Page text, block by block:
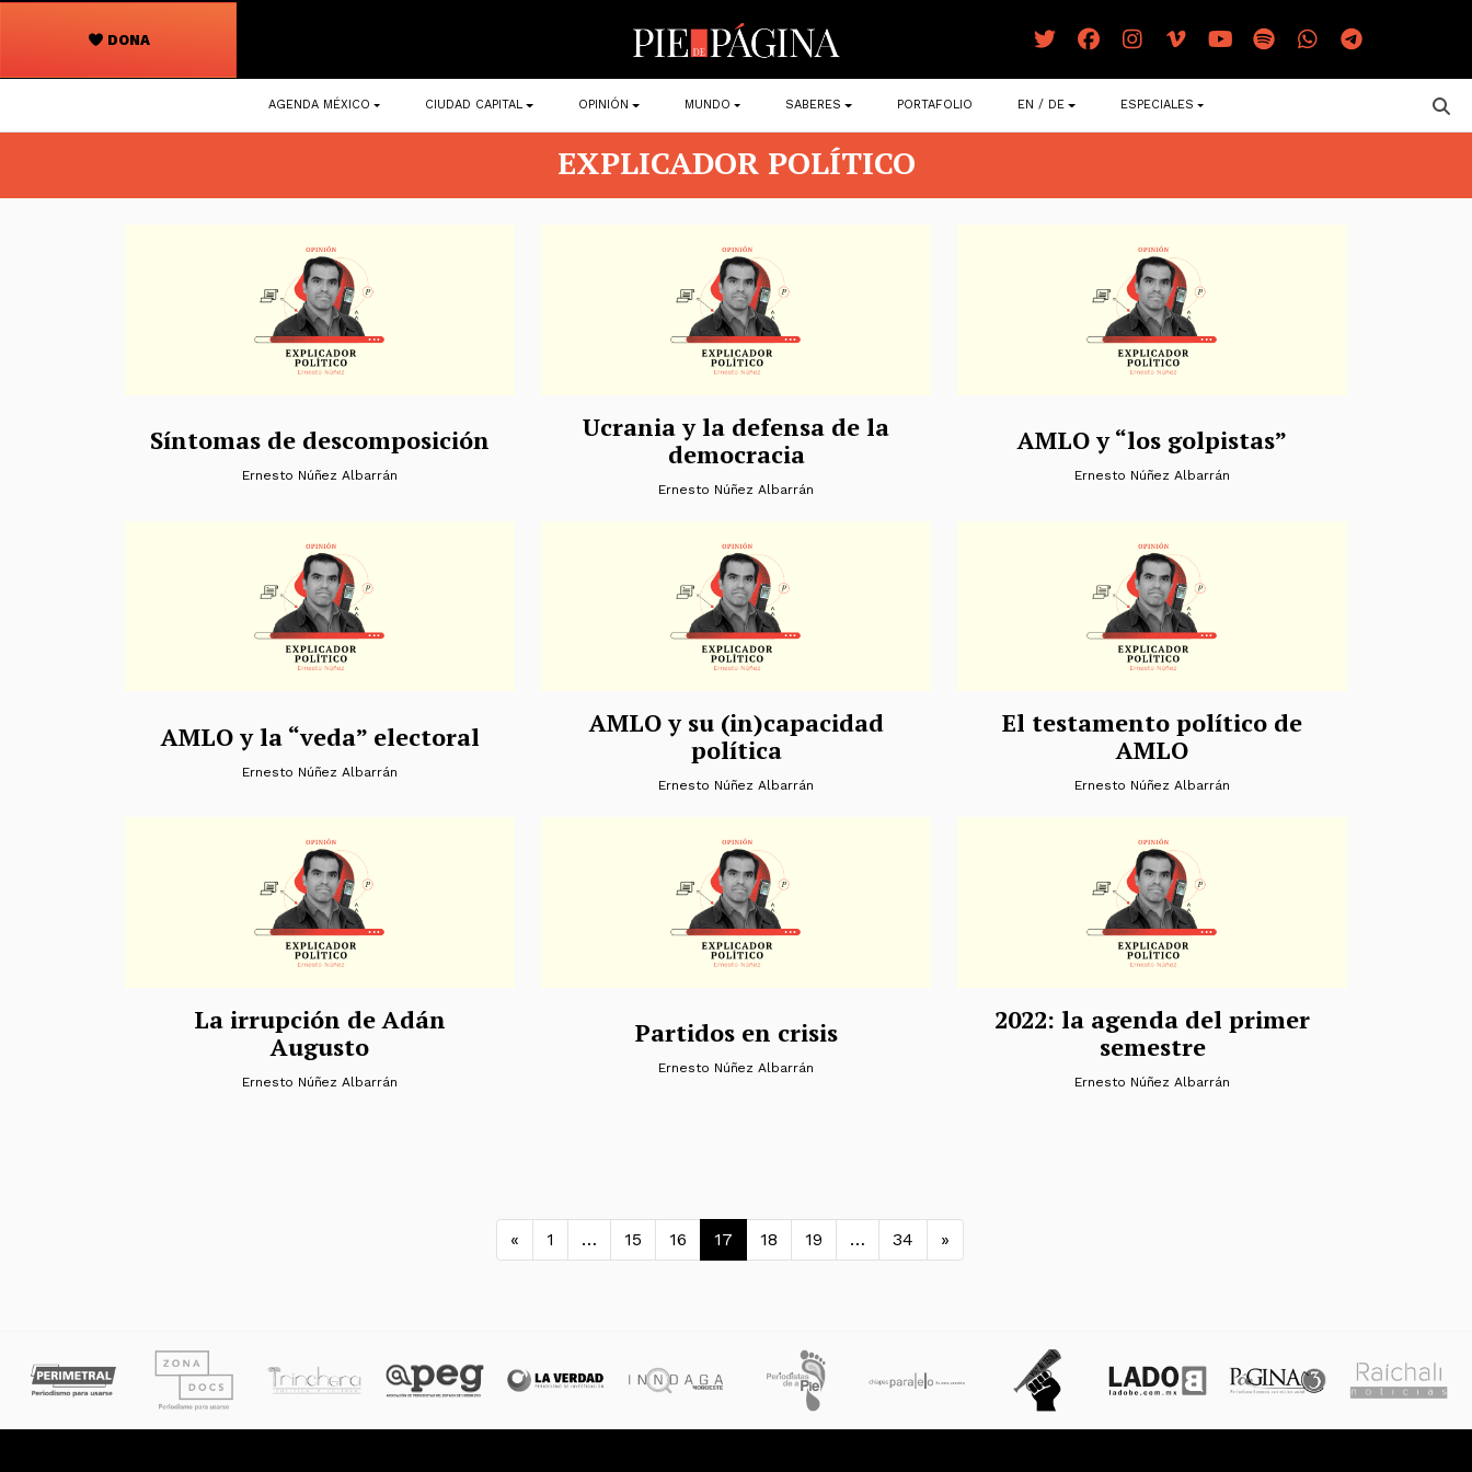
DONA
Navegación
principal
AGENDA MÉXICO CIUDAD CAPITAL OPINIÓN MUNDO SABERES PORTAFOLIO EN / DE ESPECIALES
EXPLICADOR POLÍTICO
Síntomas de descomposición
Ernesto Núñez Albarrán
Ucrania y la defensa de la
democracia
Ernesto Núñez Albarrán
AMLO y “los golpistas”
Ernesto Núñez Albarrán
AMLO y la “veda” electoral
Ernesto Núñez Albarrán
AMLO y su (in)capacidad
política
Ernesto Núñez Albarrán
El testamento político de
AMLO
Ernesto Núñez Albarrán
La irrupción de Adán
Augusto
Ernesto Núñez Albarrán
Partidos en crisis
Ernesto Núñez Albarrán
2022: la agenda del primer
semestre
Ernesto Núñez Albarrán
Navegación de entradas
« 1 … 15 16 17 18 19 … 34 »